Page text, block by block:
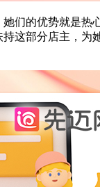
们的优势就是
这部分店主，